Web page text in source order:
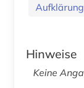
Aufklärung
Hinweise
Keine